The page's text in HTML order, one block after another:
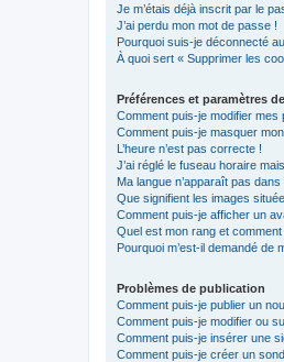
Je m’étais déjà inscrit par le
J’ai perdu mon mot de passe !
Pourquoi suis-je déconnecté
À quoi sert « Supprimer les
Préférences et paramètres
Comment puis-je modifier mes
Comment puis-je masquer
L’heure n’est pas correcte !
J’ai réglé le fuseau horaire
Ma langue n’apparaît pas dans
Que signifient les images
Comment puis-je afficher un
Quel est mon rang et
Pourquoi m’est-il demandé de
Problèmes de publication
Comment puis-je publier un
Comment puis-je modifier ou
Comment puis-je insérer une
Comment puis-je créer un